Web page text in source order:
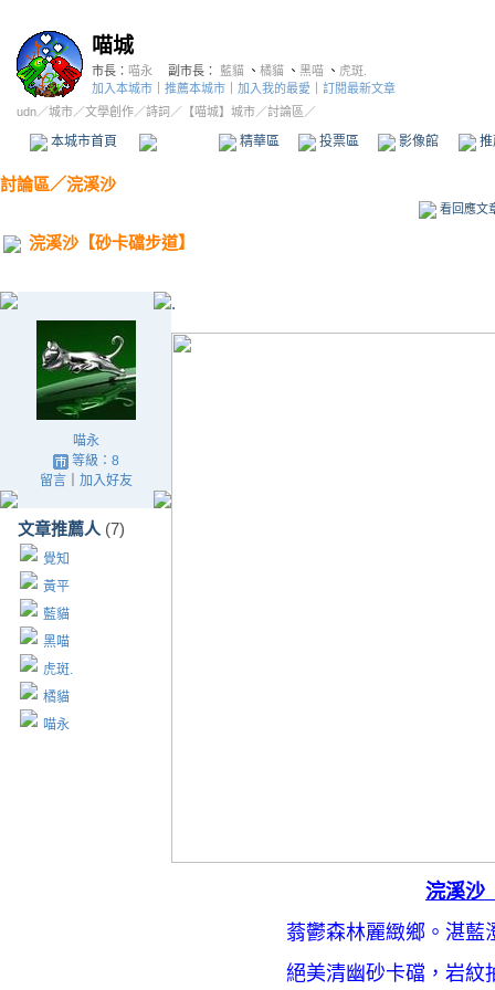
喵城
市長： 喵永 副市長： 藍貓 、 橘貓 、 黑喵 、 虎斑.
加入本城市
推薦本城市 加入我的最愛
訂閱最新文章
udn／城市／文學創作／詩詞 ／ 【喵城】城市／討論區／
本城市首頁 精華區 投票區 影像館
討論區／浣溪沙
看回應文
浣溪沙【砂卡礑步道】
喵永
等級：8
留言｜ 加入好友
文章推薦人 (7)
覺知
黃平
藍貓
黑喵
虎斑.
橘貓
喵永
.
浣溪沙
蓊鬱森林麗緻鄉。湛藍
絕美清幽砂卡礑，岩紋